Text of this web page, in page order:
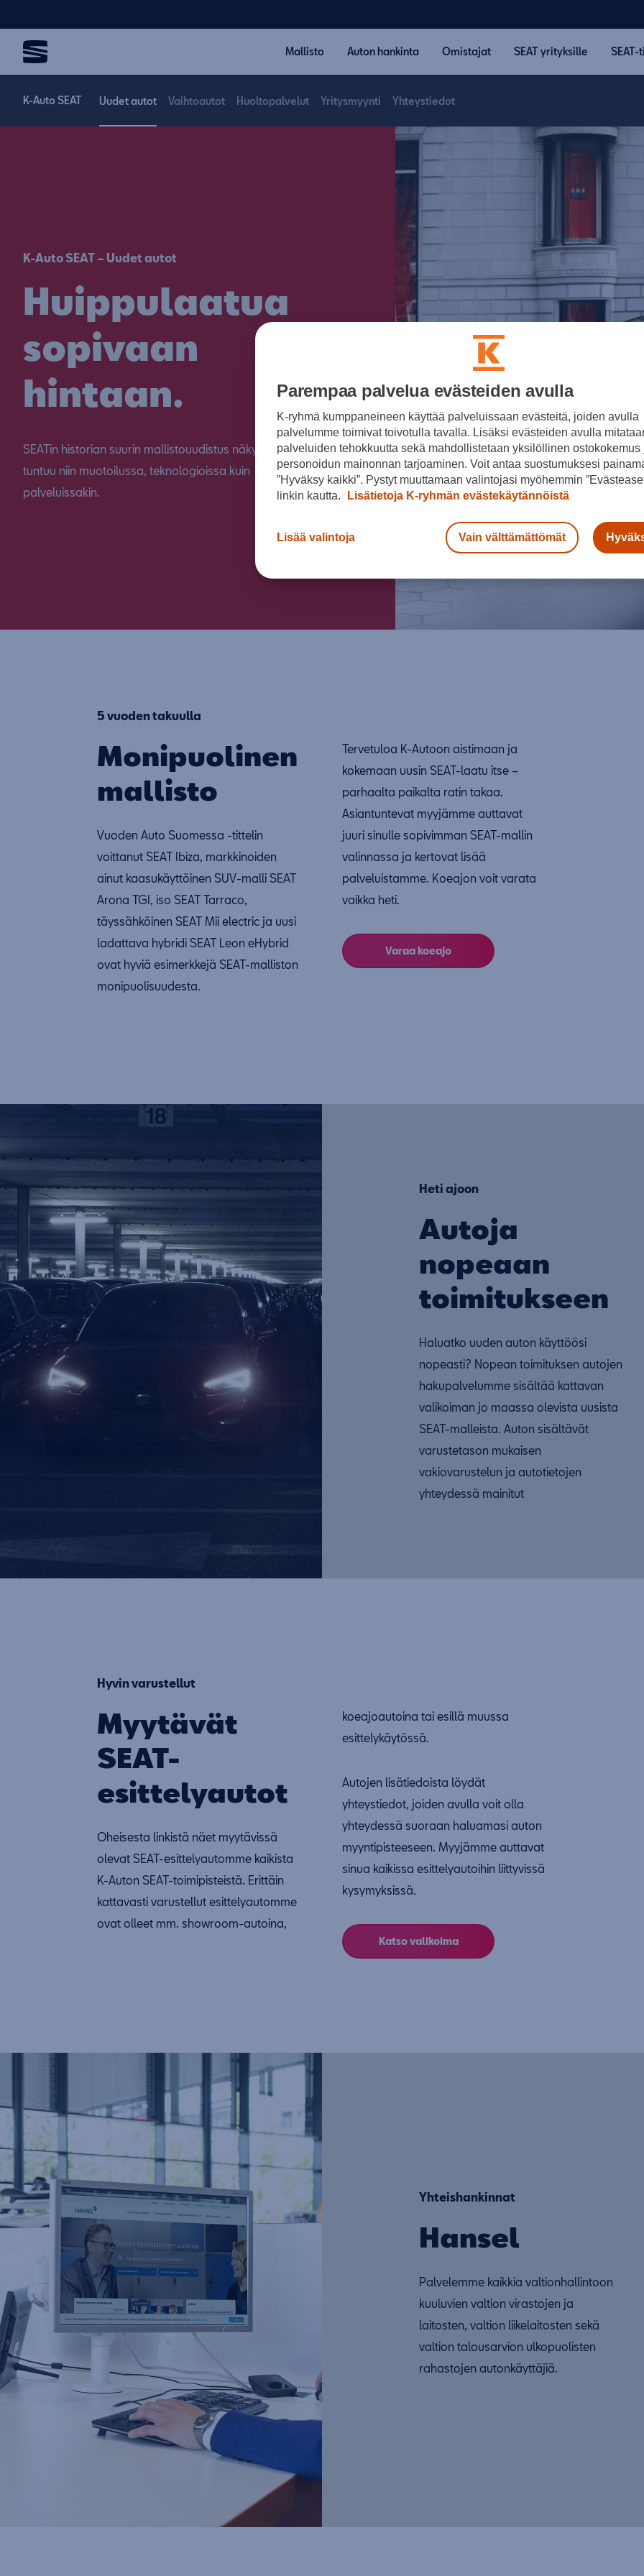
Mallisto Auton hankinta Omistajat SEAT yrityksille
K-Auto SEAT Uudet autot Vaihtoautot Huoltopalvelut Yritysmyynti Yhteystiedot
K-Auto SEAT – Uudet autot
Huippulaatua
sopivaan
hintaan.
SEATin historian suurin mallistouudistus näkyy ja
tuntuu niin muotoilussa, teknologioissa kuin
palveluissakin.
5 vuoden takuulla
Monipuolinen
mallisto
Vuoden Auto Suomessa -tittelin
voittanut SEAT Ibiza, markkinoiden
ainut kaasukäyttöinen SUV-malli SEAT
Arona TGI, iso SEAT Tarraco,
täyssähköinen SEAT Mii electric ja uusi
ladattava hybridi SEAT Leon eHybrid
ovat hyviä esimerkkejä SEAT-malliston
monipuolisuudesta.
Tervetuloa K-Autoon aistimaan ja
kokemaan uusin SEAT-laatu itse –
parhaalta paikalta ratin takaa.
Asiantuntevat myyjämme auttavat
juuri sinulle sopivimman SEAT-mallin
valinnassa ja kertovat lisää
palveluistamme. Koeajon voit varata
vaikka heti.
Varaa koeajo
Heti ajoon
Autoja
nopeaan
toimitukseen
Haluatko uuden auton käyttöösi
nopeasti? Nopean toimituksen autojen
hakupalvelumme sisältää kattavan
valikoiman jo maassa olevista uusista
SEAT-malleista. Auton sisältävät
varustetason mukaisen
vakiovarustelun ja autotietojen
yhteydessä mainitut
Hyvin varustellut
Myytävät
SEAT-
esittelyautot
Oheisesta linkistä näet myytävissä
olevat SEAT-esittelyautomme kaikista
K-Auton SEAT-toimipisteistä. Erittäin
kattavasti varustellut esittelyautomme
ovat olleet mm. showroom-autoina,
koeajoautoina tai esillä muussa
esittelykäytössä.
Autojen lisätiedoista löydät
yhteystiedot, joiden avulla voit olla
yhteydessä suoraan haluamasi auton
myyntipisteeseen. Myyjämme auttavat
sinua kaikissa esittelyautoihin liittyvissä
kysymyksissä.
Katso valikoima
Yhteishankinnat
Hansel
Palvelemme kaikkia valtionhallintoon
kuuluvien valtion virastojen ja
laitosten, valtion liikelaitosten sekä
valtion talousarvion ulkopuolisten
rahastojen autonkäyttäjiä.
Parempaa palvelua evästeiden avulla
K-ryhmä kumppaneineen käyttää palveluissaan evästeitä, joiden avulla
palvelumme toimivat toivotulla tavalla. Lisäksi evästeiden avulla
palveluiden tehokkuutta sekä mahdollistetaan yksilöllinen ostokokemus
personoidun mainonnan tarjoaminen. Voit antaa suostumuksesi
”Hyväksy kaikki”. Pystyt muuttamaan valintojasi myöhemmin
linkin kautta.
Lisätietoja K-ryhmän evästekäytännöistä
Lisää valintoja Vain välttämättömät